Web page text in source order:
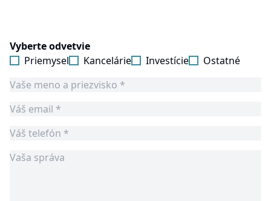
Vyberte odvetvie
Priemysel
Kancelárie Investície Ostatné